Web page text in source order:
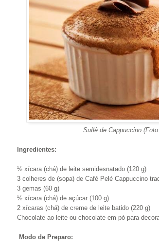
Suflê de Cappuccino (Foto:
Ingredientes:
½ xícara (chá) de leite semidesnatado (120 g)
3 colheres de (sopa) de Café Pelé Cappuccino
3 gemas (60 g)
½ xícara (chá) de açúcar (100 g)
2 xícaras (chá) de creme de leite batido (220 g)
Chocolate ao leite ou chocolate em pó para
Modo de Preparo: